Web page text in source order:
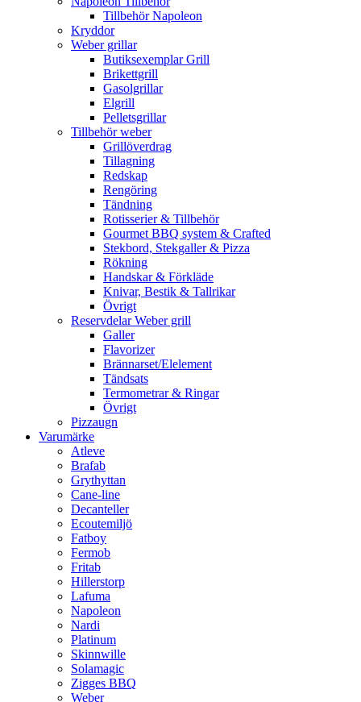
Tillbehör Napoleon
Kryddor
Weber grillar
Butiksexemplar Grill
Brikettgrill
Gasolgrillar
Elgrill
Pelletsgrillar
Tillbehör weber
Grillöverdrag
Tillagning
Redskap
Rengöring
Tändning
Rotisserier & Tillbehör
Gourmet BBQ system & Crafted
Stekbord, Stekgaller & Pizza
Rökning
Handskar & Förkläde
Knivar, Bestik & Tallrikar
Övrigt
Reservdelar Weber grill
Galler
Flavorizer
Brännarset/Elelement
Tändsats
Termometrar & Ringar
Övrigt
Pizzaugn
Varumärke
Atleve
Brafab
Grythyttan
Cane-line
Decanteller
Ecoutemiljö
Fatboy
Fermob
Fritab
Hillerstorp
Lafuma
Napoleon
Nardi
Platinum
Skinnwille
Solamagic
Zigges BBQ
Weber